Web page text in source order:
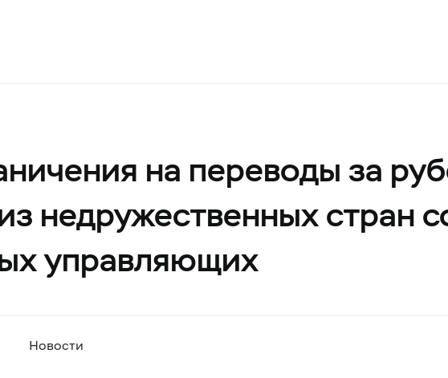
на переводы за
недружественных стран
управляющих
Новости